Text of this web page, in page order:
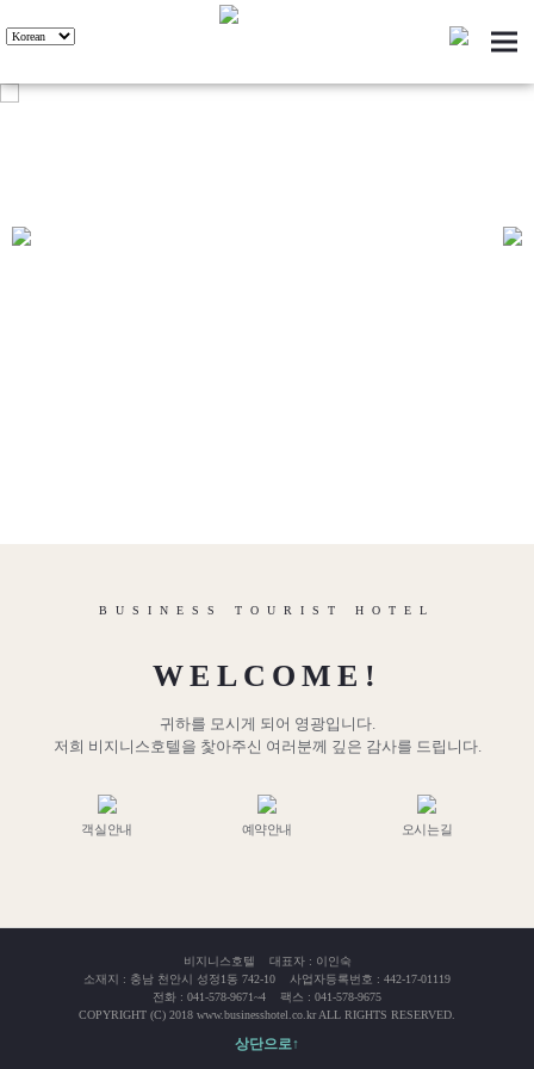
BUSINESS TOURIST HOTEL
WELCOME!
귀하를 모시게 되어 영광입니다.
저희 비지니스호텔을 찿아주신 여러분께 깊은 감사를 드립니다.
객실안내 예약안내 오시는길
비지니스호텔 대표자 : 이인숙
소재지 : 충남 천안시 성정1동 742-10 사업자등록번호 : 442-17-01119
전화 : 041-578-9671~4 팩스 : 041-578-9675
COPYRIGHT (C) 2018 www.businesshotel.co.kr ALL RIGHTS RESERVED.
상단으로↑